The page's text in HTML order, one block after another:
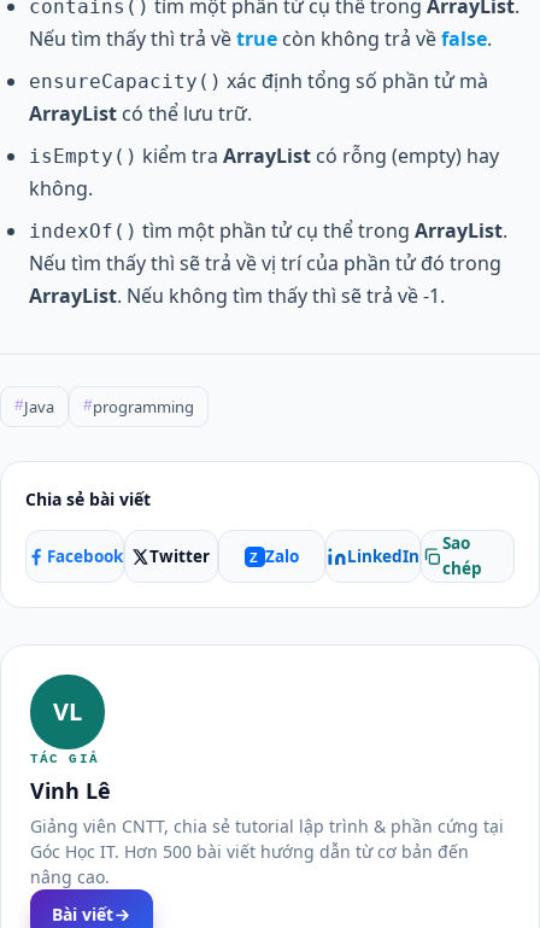
contains() tìm một phần tử cụ thể trong ArrayList.
Nếu tìm thấy thì trả vềtrue còn không trả vềfalse.
ensureCapacity() xác định tổng số phần tử mà
ArrayList có thể lưu trữ.
isEmpty() kiểm tra ArrayList có rỗng (empty) hay
không.
indexOf() tìm một phần tử cụ thể trong ArrayList.
Nếu tìm thấy thì sẽ trả về vị trí của phần tử đó trong
ArrayList. Nếu không tìm thấy thì sẽ trả về -1.
#Java #programming
Chia sẻ bài viết
Facebook Twitter Z Zalo LinkedIn
Sao
chép
VL
TÁC GIẢ
Vinh Lê
Giảng viên CNTT, chia sẻ tutorial lập trình & phần cứng tại
Góc Học IT. Hơn 500 bài viết hướng dẫn từ cơ bản đến
nâng cao.
Bài viết